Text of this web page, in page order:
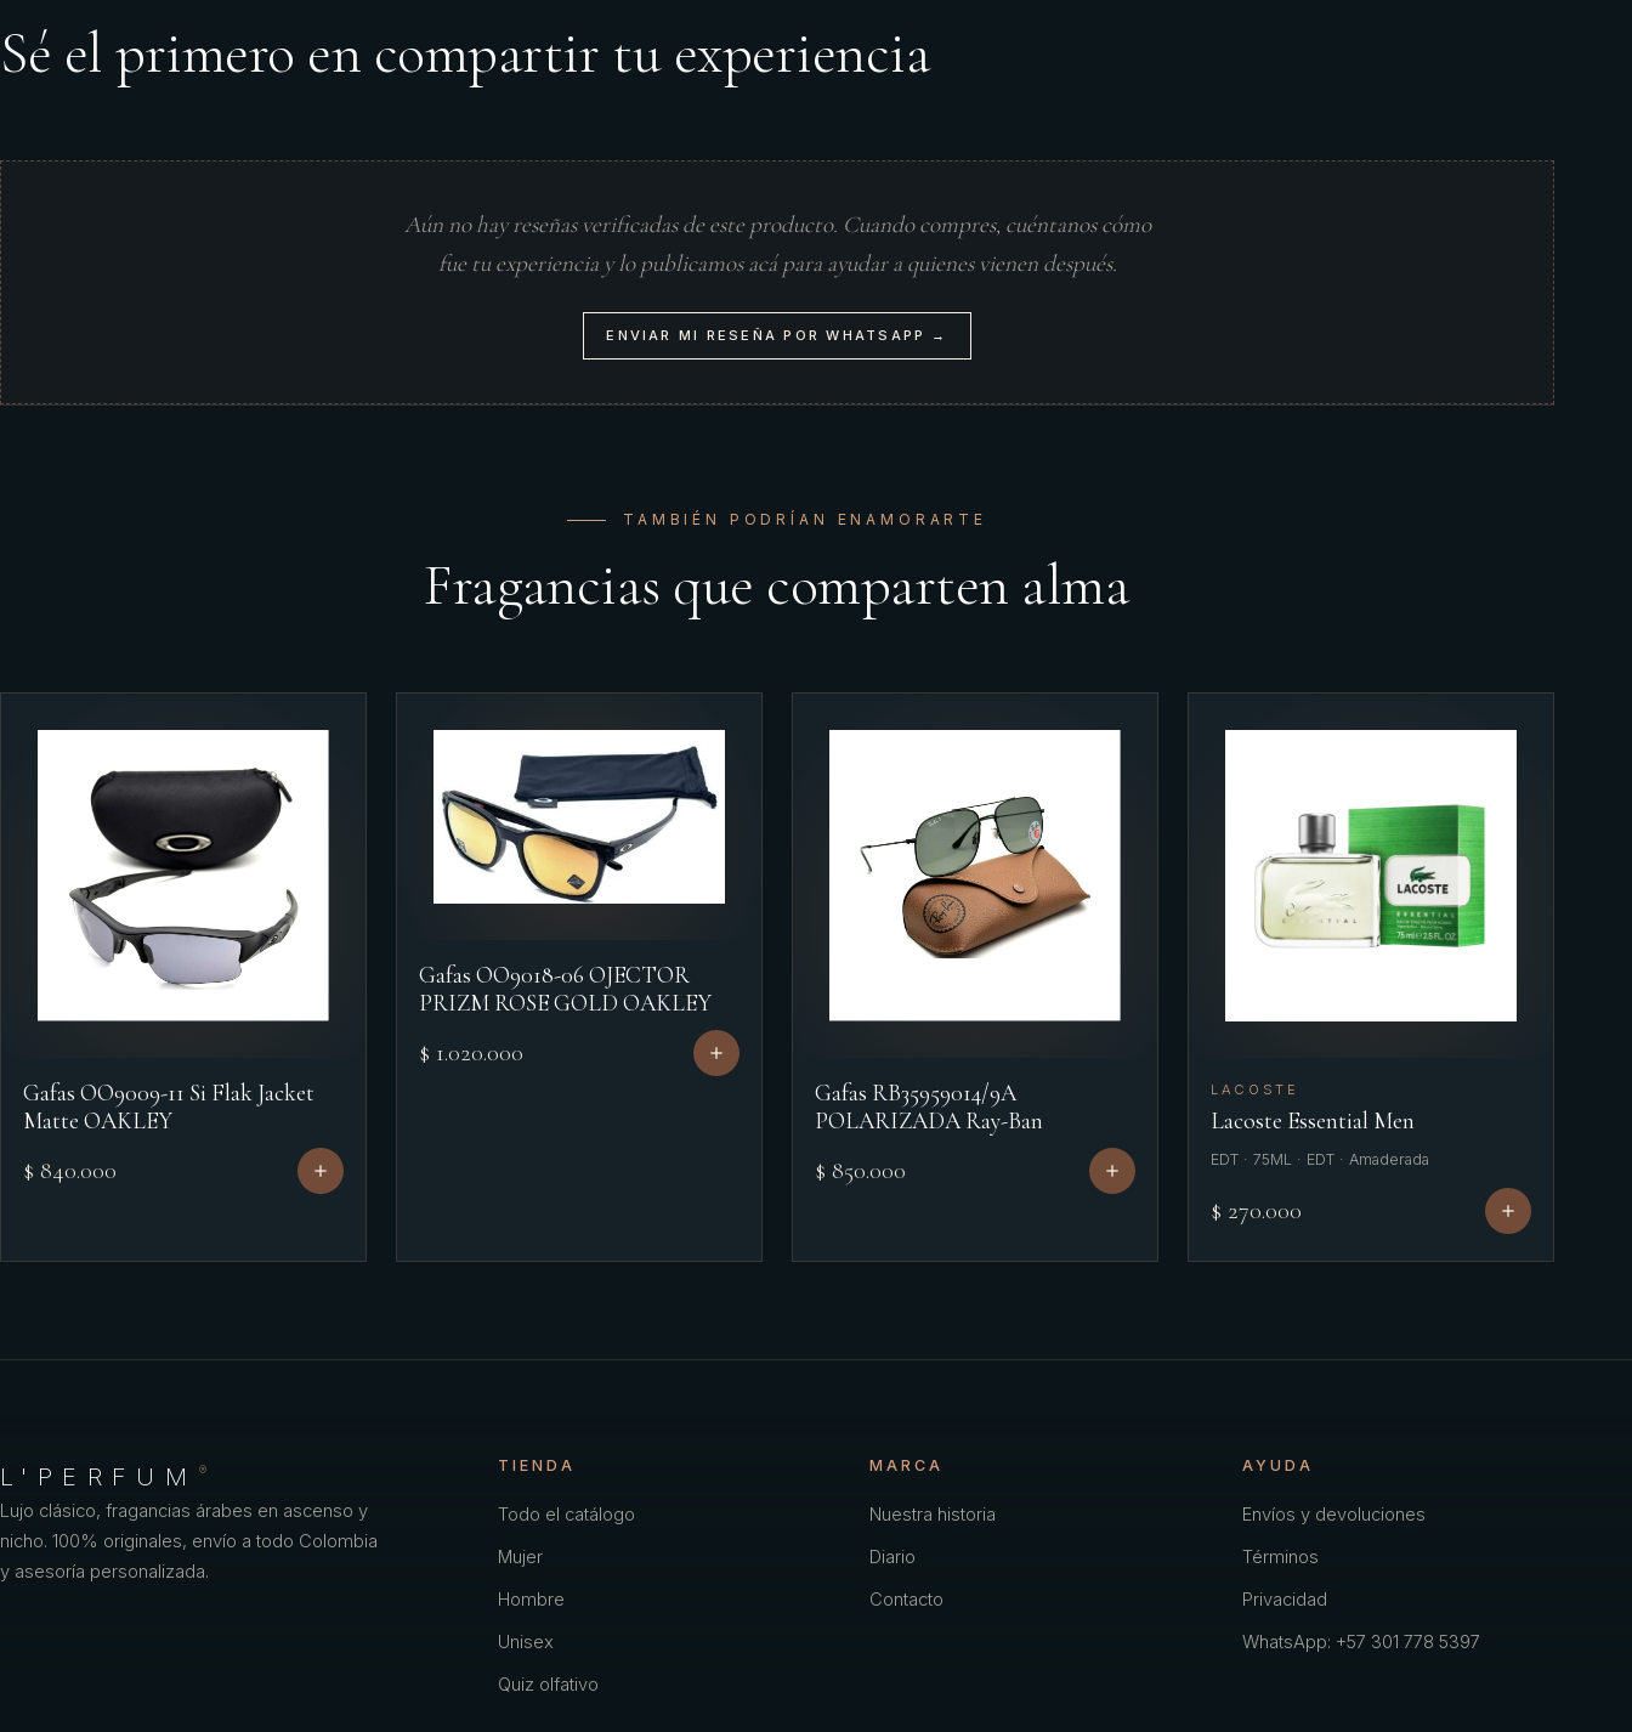
Sé el primero en compartir tu experiencia
Aún no hay reseñas verificadas de este producto. Cuando compres, cuéntanos cómo
fue tu experiencia y lo publicamos acá para ayudar a quienes vienen después.
ENVIAR MI RESEÑA POR WHATSAPP →
TAMBIÉN PODRÍAN ENAMORARTE
Fragancias que comparten alma
Gafas OO9009-11 Si Flak Jacket
Matte OAKLEY
$ 840.000
Gafas OO9018-06 OJECTOR
PRIZM ROSE GOLD OAKLEY
$ 1.020.000
Gafas RB35959014/9A
POLARIZADA Ray-Ban
$ 850.000
LACOSTE
Lacoste Essential Men
EDT · 75ML · EDT · Amaderada
$ 270.000
L'PERFUM ®
Lujo clásico, fragancias árabes en ascenso y
nicho. 100% originales, envío a todo Colombia
y asesoría personalizada.
TIENDA
Todo el catálogo
Mujer
Hombre
Unisex
Quiz olfativo
MARCA
Nuestra historia
Diario
Contacto
AYUDA
Envíos y devoluciones
Términos
Privacidad
WhatsApp: +57 301 778 5397